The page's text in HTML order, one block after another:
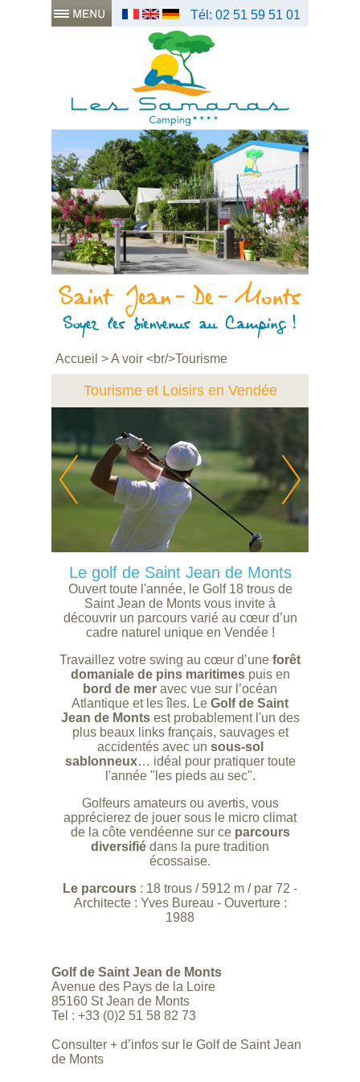
Tél: 02 51 59 51 01
Accueil >A voir <br/>Tourisme
Tourisme et Loisirs en Vendée
Le golf de Saint Jean de Monts
Ouvert toute l'année, le Golf 18 trous de
Saint Jean de Monts vous invite à
découvrir un parcours varié au cœur d’un
cadre naturel unique en Vendée !
Travaillez votre swing au cœur d’une forêt
domaniale de pins maritimespuis en
bord de mer avec vue sur l’océan
Atlantique et les îles. Le Golf de Saint
Jean de Monts est probablement l'un des
plus beaux links français, sauvages et
accidentés avec un sous-sol
sablonneux… idéal pour pratiquer toute
l'année "les pieds au sec".
Golfeurs amateurs ou avertis, vous
apprécierez de jouer sous le micro climat
de la côte vendéenne sur ce parcours
diversifié dans la pure tradition
écossaise.
Le parcours : 18 trous / 5912 m / par 72 -
Architecte : Yves Bureau - Ouverture :
1988
Golf de Saint Jean de Monts
Avenue des Pays de la Loire
85160 St Jean de Monts
Tel : +33 (0)2 51 58 82 73
Consulter + d’infos sur le Golf de Saint Jean
de Monts